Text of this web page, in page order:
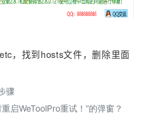
，找到hosts文件，删除里面
骤
启WeToolPro重试！”的弹窗？